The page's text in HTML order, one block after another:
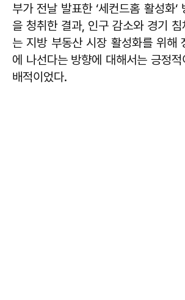
부가 전날 발표한 ‘세컨드홈 활성화‘
을 청취한 결과, 인구 감소와 경기
는 지방 부동산 시장 활성화를 위해
에 나선다는 방향에 대해서는 긍정적
배적이었다.